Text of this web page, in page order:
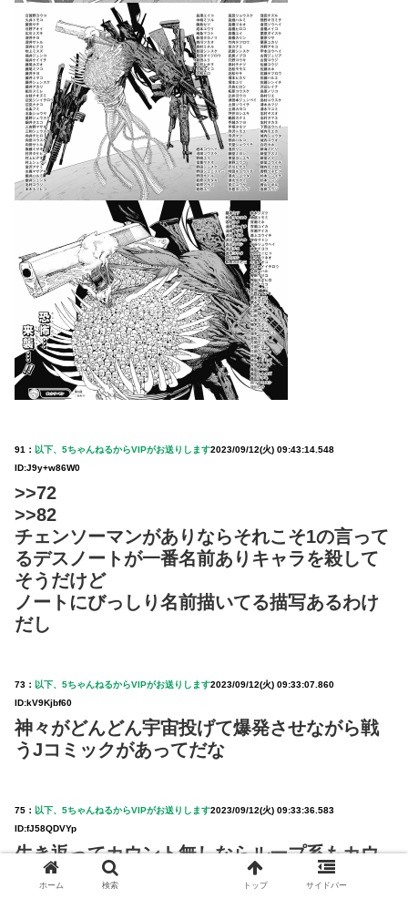
91： 以下、5ちゃんねるからVIPがお送りします2023/09/12(火) 09:43:14.548
ID:J9y+w86W0
>>72
>>82
チェンソーマンがありならそれこそ1の言って
るデスノートが一番名前ありキャラを殺して
そうだけど
ノートにびっしり名前描いてる描写あるわけ
だし
73： 以下、5ちゃんねるからVIPがお送りします2023/09/12(火) 09:33:07.860
ID:kV9Kjbf60
神々がどんどん宇宙投げて爆発させながら戦
うJコミックがあってだな
75： 以下、5ちゃんねるからVIPがお送りします2023/09/12(火) 09:33:36.583
ID:fJ58QDVYp
生き返ってカウント無しならループ系もカウ
ント無しになりそうだな
ホーム 検索 トップ サイドバー